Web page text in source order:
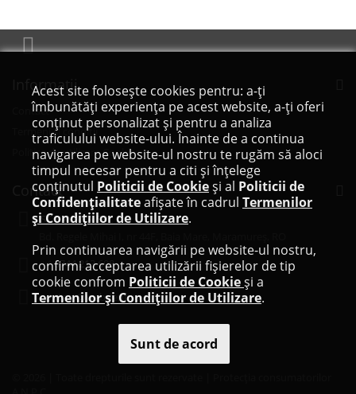
Informaţii
Contact
Termeni și condiții
Politica de utilizare Cookies
Contact
SC KAYANA SRL
+40744 213 698
contact@webdent.ro
Acest site folosește cookies pentru: a-ți
îmbunătăți experiența pe acest website, a-ți oferi
conținut personalizat și pentru a analiza
traficulului website-ului. Înainte de a continua
navigarea pe website-ul nostru te rugăm să aloci
timpul necesar pentru a citi și înțelege
conținutul Politicii de Cookieși al Politicii de
Confidențialitateafișate în cadrul Termenilor
și Condițiilor de Utilizare.
Prin continuarea navigării pe website-ul nostru,
confirmi acceptarea utilizării fișierelor de tip
cookie confrom Politicii de Cookieși a
Termenilor și Condițiilor de Utilizare.
Sunt de acord